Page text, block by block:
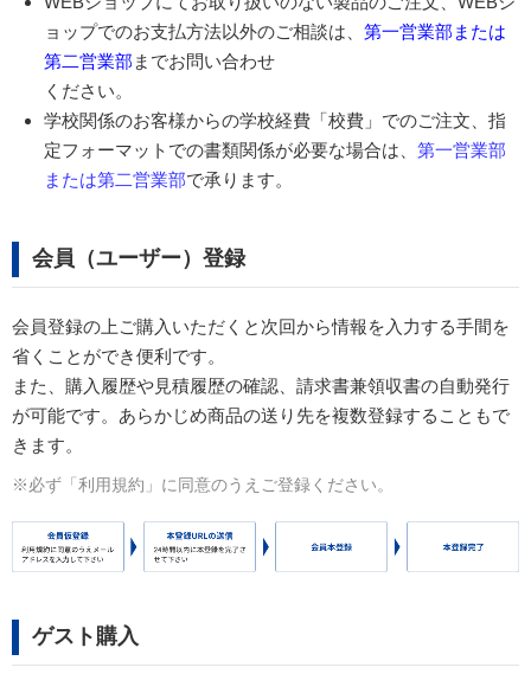
ョップでのお支払方法以外のご相談は、第一営業部または
第二営業部 までお問い合わせ
ください。
学校関係のお客様からの学校経費「校費」でのご注文、指
定フォーマットでの書類関係が必要な場合は、第一営業部
または第二営業部で承ります。
会員（ユーザー）登録
会員登録の上ご購入いただくと次回から情報を入力する手間を
省くことができ便利です。
また、購入履歴や見積履歴の確認、請求書兼領収書の自動発行
が可能です。あらかじめ商品の送り先を複数登録することもで
きます。
※必ず「利用規約」に同意のうえご登録ください。
ゲスト購入